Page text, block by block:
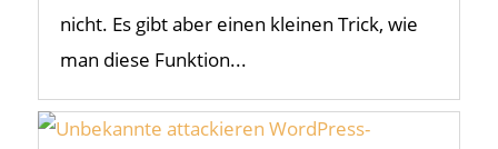
nicht. Es gibt aber einen kleinen Trick, wie
man diese Funktion...